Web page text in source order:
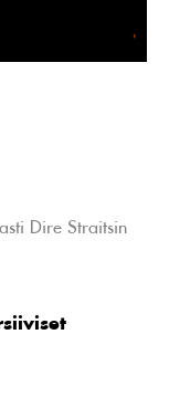
Dire Straitsin